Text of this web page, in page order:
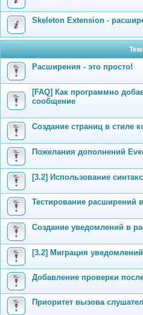
Skeleton Extension -
Расширения - это просто!
[FAQ] Как программно
сообщение
Создание страниц в стиле
Пожелания дополнений
[3.2] Использование
Тестирование расширений
Создание уведомлений в
[3.2] Миграция уведомлений
Добавление проверки
Приоритет вызова